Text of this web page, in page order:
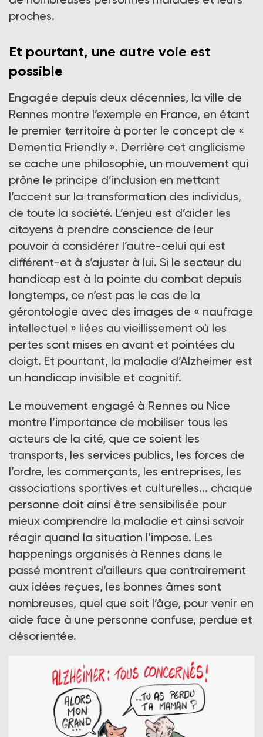
proches.
Et pourtant, une autre voie est
possible
Engagée depuis deux décennies, la ville de
Rennes montre l’exemple en France, en étant
le premier territoire à porter le concept de «
Dementia Friendly ». Derrière cet anglicisme
se cache une philosophie, un mouvement qui
prône le principe d’inclusion en mettant
l’accent sur la transformation des individus,
de toute la société. L’enjeu est d’aider les
citoyens à prendre conscience de leur
pouvoir à considérer l’autre-celui qui est
différent-et à s’ajuster à lui. Si le secteur du
handicap est à la pointe du combat depuis
longtemps, ce n’est pas le cas de la
gérontologie avec des images de « naufrage
intellectuel » liées au vieillissement où les
pertes sont mises en avant et pointées du
doigt. Et pourtant, la maladie d’Alzheimer est
un handicap invisible et cognitif.
Le mouvement engagé à Rennes ou Nice
montre l’importance de mobiliser tous les
acteurs de la cité, que ce soient les
transports, les services publics, les forces de
l’ordre, les commerçants, les entreprises, les
associations sportives et culturelles... chaque
personne doit ainsi être sensibilisée pour
mieux comprendre la maladie et ainsi savoir
réagir quand la situation l’impose. Les
happenings organisés à Rennes dans le
passé montrent d’ailleurs que contrairement
aux idées reçues, les bonnes âmes sont
nombreuses, quel que soit l’âge, pour venir en
aide face à une personne confuse, perdue et
désorientée.